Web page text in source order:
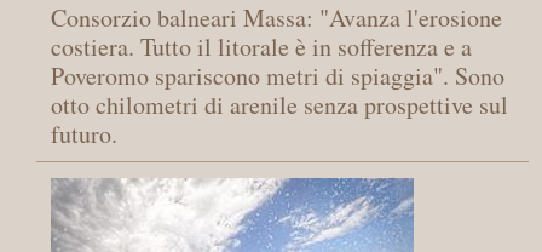
Consorzio balneari Massa: "Avanza l'erosione
costiera. Tutto il litorale è in sofferenza e a
Poveromo spariscono metri di spiaggia". Sono
otto chilometri di arenile senza prospettive sul
futuro.